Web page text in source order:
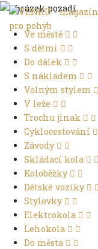
Ve městě
S dětmi
Do dálek
S nákladem
Volným stylem
V leže
Trochu jinak
Cyklocestování
Závody
Skládací kola
Koloběžky
Dětské vozíky
Stylovky
Elektrokola
Lehokola
Do města